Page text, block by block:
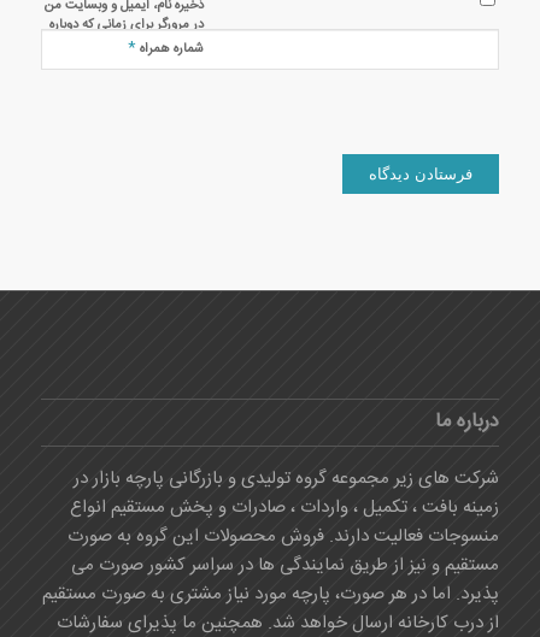
ذخیره نام، ایمیل و وبسایت من
در مرورگر برای زمانی که دوباره
دیدگاهی می‌نویسم.
شماره همراه*
درباره ما
شرکت های زیر مجموعه گروه تولیدی و بازرگانی پارچه بازار در
زمینه بافت ، تکمیل ، واردات ، صادرات و پخش مستقیم انواع
منسوجات فعالیت دارند. فروش محصولات این گروه به صورت
مستقیم و نیز از طریق نمایندگی ها در سراسر کشور صورت می
پذیرد. اما در هر صورت، پارچه مورد نیاز مشتری به صورت مستقیم
از درب کارخانه ارسال خواهد شد. همچنین ما پذیرای سفارشات